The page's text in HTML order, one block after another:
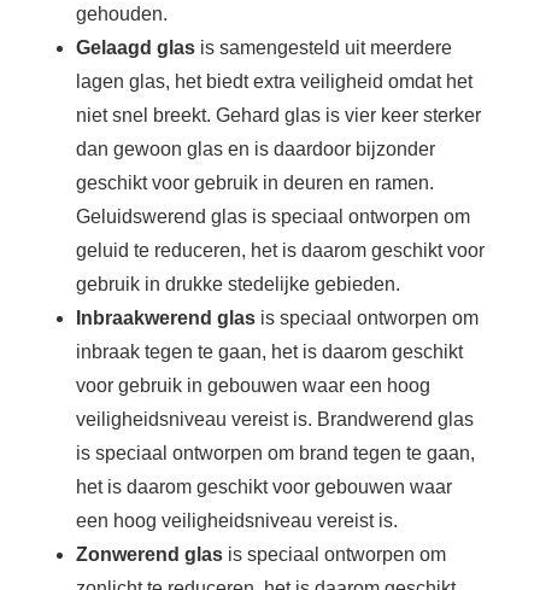
gehouden.
Gelaagd glasis samengesteld uit meerdere
lagen glas, het biedt extra veiligheid omdat het
niet snel breekt. Gehard glas is vier keer sterker
dan gewoon glas en is daardoor bijzonder
geschikt voor gebruik in deuren en ramen.
Geluidswerend glas is speciaal ontworpen om
geluid te reduceren, het is daarom geschikt voor
gebruik in drukke stedelijke gebieden.
Inbraakwerend glasis speciaal ontworpen om
inbraak tegen te gaan, het is daarom geschikt
voor gebruik in gebouwen waar een hoog
veiligheidsniveau vereist is. Brandwerend glas
is speciaal ontworpen om brand tegen te gaan,
het is daarom geschikt voor gebouwen waar
een hoog veiligheidsniveau vereist is.
Zonwerend glasis speciaal ontworpen om